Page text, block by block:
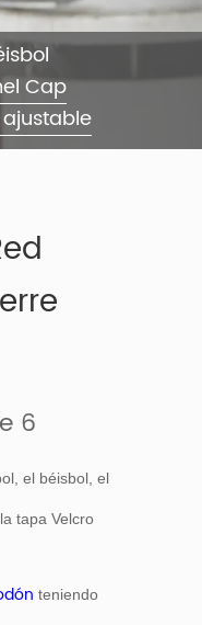
Cap
6
el béisbol, el
tapa Velcro
teniendo